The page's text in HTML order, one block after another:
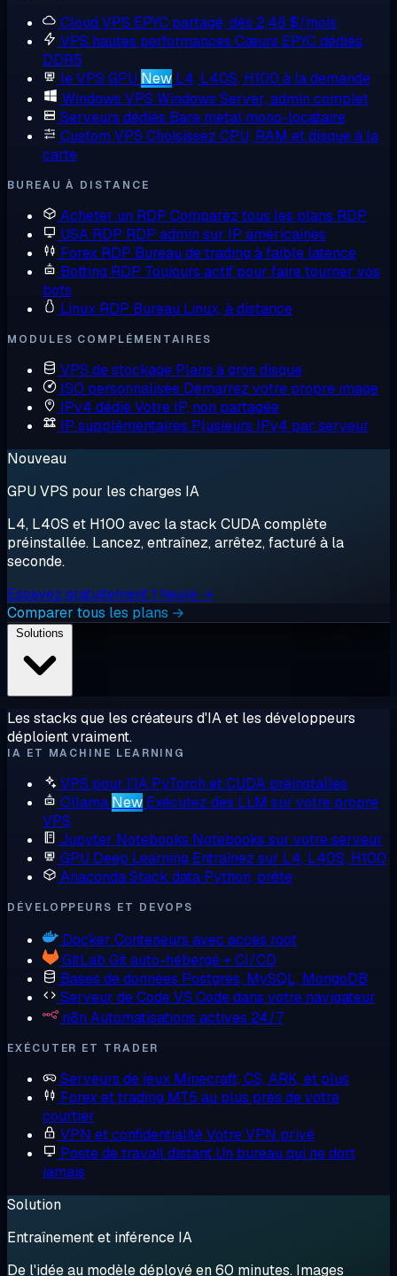
Cloud VPS EPYC partagé, dès 2,48 $/mois
VPS hautes performances Cœurs EPYC dédiés,
DDR5
le VPS GPU New L4, L40S, H100 à la demande
Windows VPS Windows Server, admin complet
Serveurs dédiés Bare metal mono-locataire
Custom VPS Choisissez CPU, RAM et disque à la
carte
BUREAU À DISTANCE
Acheter un RDP Comparez tous les plans RDP
USA RDP RDP admin sur IP américaines
Forex RDP Bureau de trading à faible latence
Botting RDP Toujours actif pour faire tourner vos
bots
Linux RDP Bureau Linux, à distance
MODULES COMPLÉMENTAIRES
VPS de stockage Plans à gros disque
ISO personnalisée Démarrez votre propre image
IPv4 dédiéVotre IP, non partagée
IP supplémentaires Plusieurs IPv4 par serveur
Nouveau
GPU VPS pour les charges IA
L4, L40S et H100 avec la stack CUDA complète
préinstallée. Lancez, entraînez, arrêtez, facturé à la
seconde.
Essayez gratuitement 1 heure →
Comparer tous les plans →
Les stacks que les créateurs d'IA et les développeurs
déploient vraiment.
IA ET MACHINE LEARNING
VPS pour l'IA PyTorch et CUDA préinstallés
Ollama New Exécutez des LLM sur votre propre
VPS
Jupyter Notebooks Notebooks sur votre serveur
GPU Deep Learning Entraînez sur L4, L40S, H100
AnacondaStack data Python, prête
DÉVELOPPEURS ET DEVOPS
Docker Conteneurs avec accès root
GitLab Git auto-hébergé + CI/CD
Bases de données Postgres, MySQL, MongoDB
Serveur de CodeVS Code dans votre navigateur
n8n Automatisations actives 24/7
EXÉCUTER ET TRADER
Serveurs de jeux Minecraft, CS, ARK, et plus
Forex et trading MT5 au plus près de votre
courtier
VPN et confidentialitéVotre VPN privé
Poste de travail distant Un bureau qui ne dort
jamais
Solution
Entraînement et inférence IA
De l'idée au modèle déployé en 60 minutes. Images